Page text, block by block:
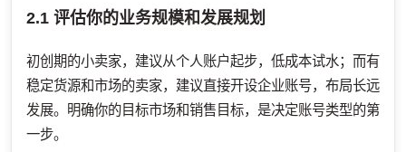
2.1 评估你的业务规模和发展规划
初创期的小卖家，建议从个人账户起步，低成本试水；而有
稳定货源和市场的卖家，建议直接开设企业账号，布局长远
发展。明确你的目标市场和销售目标，是决定账号类型的第
一步。